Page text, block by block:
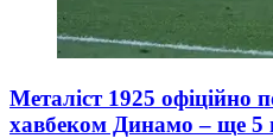
Металіст 1925 офіційно
хавбеком Динамо – ще 5